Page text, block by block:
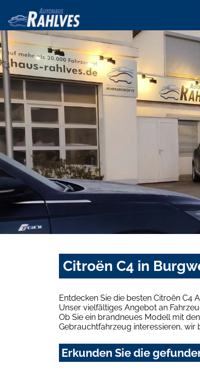
Citroën C4 in
Entdecken Sie die besten Citroën C4
Unser vielfältiges Angebot an
Ob Sie ein brandneues Modell mit
Gebrauchtfahrzeug interessieren, wir
Erkunden Sie die